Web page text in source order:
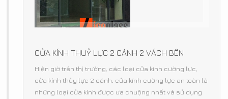
CỬA KÍNH THUỶ LỰC 2 CÁNH 2 VÁCH BÊN
Hiện giờ trên thị trường, các loại cửa kính cường lực,
cửa kính thủy lực 2 cánh, cửa kính cường lực an toàn là
những loại cửa kính được ưa chuộng nhất và sử dụng